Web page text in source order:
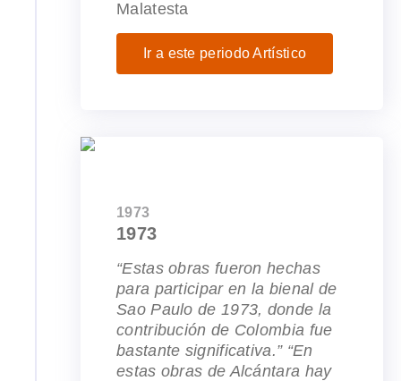
Malatesta
Ir a este periodo Artístico
1973
1973
“Estas obras fueron hechas
para participar en la bienal de
Sao Paulo de 1973, donde la
contribución de Colombia fue
bastante significativa.” “En
estas obras de Alcántara hay